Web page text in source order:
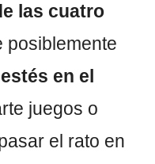
las cuatro
posiblemente
en el
juegos o
el rato en